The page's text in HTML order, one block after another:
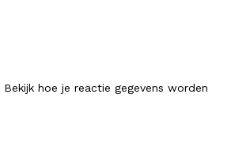
Bekijk hoe je reactie gegevens worden